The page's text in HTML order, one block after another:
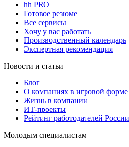
hh PRO
Готовое резюме
Все сервисы
Хочу у вас работать
Производственный календарь
Экспертная рекомендация
Новости и статьи
Блог
О компаниях в игровой форме
Жизнь в компании
ИТ-проекты
Рейтинг работодателей России
Молодым специалистам